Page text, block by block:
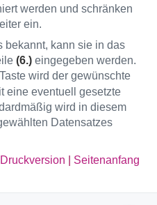
werden und schränken
ein.
bekannt, kann sie in das
(6.) eingegeben werden.
wird der gewünschte
eine eventuell gesetzte
wird in diesem
Datensatzes
Druckversion
Seitenanfang